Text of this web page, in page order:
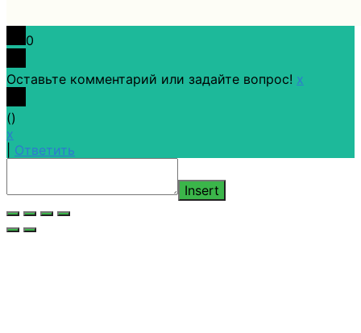
0
Оставьте комментарий или задайте вопрос! x
()
x
Ответить
Insert